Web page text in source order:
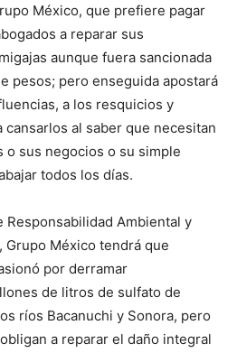
México, que prefiere pagar
a reparar sus
aunque fuera sancionada
pesos; pero enseguida apostará
a los resquicios y
al saber que necesitan
o sus negocios o su simple
todos los días.
Responsabilidad Ambiental y
México tendrá que
por derramar
de litros de sulfato de
ríos Bacanuchi y Sonora, pero
a reparar el daño integral